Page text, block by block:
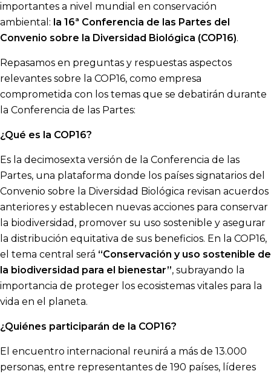
importantes a nivel mundial en conservación
ambiental: la 16ª Conferencia de las Partes del
Convenio sobre la Diversidad Biológica (COP16).
Repasamos en preguntas y respuestas aspectos
relevantes sobre la COP16, como empresa
comprometida con los temas que se debatirán durante
la Conferencia de las Partes:
¿Qué es la COP16?
Es la decimosexta versión de la Conferencia de las
Partes, una plataforma donde los países signatarios del
Convenio sobre la Diversidad Biológica revisan acuerdos
anteriores y establecen nuevas acciones para conservar
la biodiversidad, promover su uso sostenible y asegurar
la distribución equitativa de sus beneficios. En la COP16,
el tema central será “Conservación y uso sostenible de
la biodiversidad para el bienestar”, subrayando la
importancia de proteger los ecosistemas vitales para la
vida en el planeta.
¿Quiénes participarán de la COP16?
El encuentro internacional reunirá a más de 13.000
personas, entre representantes de 190 países, líderes